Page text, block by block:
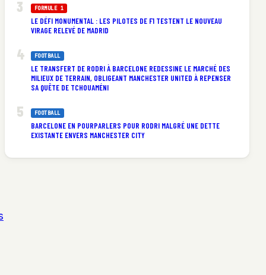
FORMULE 1
LE DÉFI MONUMENTAL : LES PILOTES DE F1 TESTENT LE NOUVEAU
VIRAGE RELEVÉ DE MADRID
FOOTBALL
LE TRANSFERT DE RODRI À BARCELONE REDESSINE LE MARCHÉ DES
MILIEUX DE TERRAIN, OBLIGEANT MANCHESTER UNITED À REPENSER
SA QUÊTE DE TCHOUAMÉNI
FOOTBALL
BARCELONE EN POURPARLERS POUR RODRI MALGRÉ UNE DETTE
EXISTANTE ENVERS MANCHESTER CITY